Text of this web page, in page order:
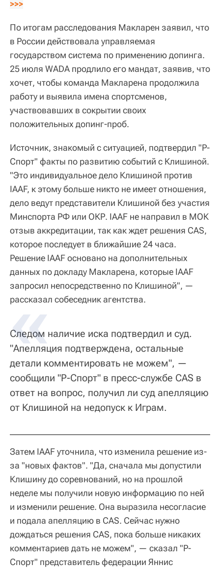
>>>
По итогам расследования Макларен заявил, что
в России действовала управляемая
государством система по применению допинга.
25 июля WADA продлило его мандат, заявив, что
хочет, чтобы команда Макларена продолжила
работу и выявила имена спортсменов,
участвовавших в сокрытии своих
положительных допинг-проб.
Источник, знакомый с ситуацией, подтвердил "Р-
Спорт" факты по развитию событий с Клишиной.
"Это индивидуальное дело Клишиной против
IAAF, к этому больше никто не имеет отношения,
дело ведут представители Клишиной без участия
Минспорта РФ или ОКР. IAAF не направил в МОК
отзыв аккредитации, так как ждет решения CAS,
которое последует в ближайшие 24 часа.
Решение IAAF основано на дополнительных
данных по докладу Макларена, которые IAAF
запросил непосредственно по Клишиной", —
рассказал собеседник агентства.
Следом наличие иска подтвердил и суд.
"Апелляция подтверждена, остальные
детали комментировать не можем", —
сообщили "Р-Спорт" в пресс-службе CAS в
ответ на вопрос, получил ли суд апелляцию
от Клишиной на недопуск к Играм.
Затем IAAF уточнила, что изменила решение из-
за "новых фактов". "Да, сначала мы допустили
Клишину до соревнований, но на прошлой
неделе мы получили новую информацию по ней
и изменили решение. Она выразила несогласие
и подала апелляцию в CAS. Сейчас нужно
дождаться решения CAS, пока больше никаких
комментариев дать не можем", — сказал "Р-
Спорт" представитель федерации Яннис